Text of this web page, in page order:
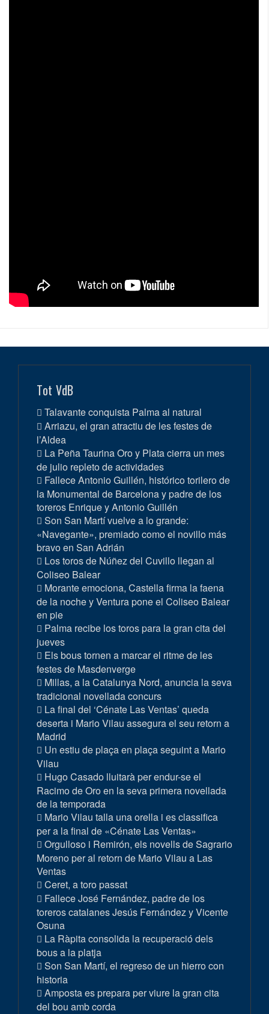
Tot VdB
Talavante conquista Palma al natural
Arriazu, el gran atractiu de les festes de
l’Aldea
La Peña Taurina Oro y Plata cierra un mes
de julio repleto de actividades
Fallece Antonio Guillén, histórico torilero de
la Monumental de Barcelona y padre de los
toreros Enrique y Antonio Guillén
Son San Martí vuelve a lo grande:
«Navegante», premiado como el novillo más
bravo en San Adrián
Los toros de Núñez del Cuvillo llegan al
Coliseo Balear
Morante emociona, Castella firma la faena
de la noche y Ventura pone el Coliseo Balear
en pie
Palma recibe los toros para la gran cita del
jueves
Els bous tornen a marcar el ritme de les
festes de Masdenverge
Millas, a la Catalunya Nord, anuncia la seva
tradicional novellada concurs
La final del ‘Cénate Las Ventas’ queda
deserta i Mario Vilau assegura el seu retorn a
Madrid
Un estiu de plaça en plaça seguint a Mario
Vilau
Hugo Casado lluitarà per endur-se el
Racimo de Oro en la seva primera novellada
de la temporada
Mario Vilau talla una orella i es classifica
per a la final de «Cénate Las Ventas»
Orgulloso i Remirón, els novells de Sagrario
Moreno per al retorn de Mario Vilau a Las
Ventas
Ceret, a toro passat
Fallece José Fernández, padre de los
toreros catalanes Jesús Fernández y Vicente
Osuna
La Ràpita consolida la recuperació dels
bous a la platja
Son San Martí, el regreso de un hierro con
historia
Amposta es prepara per viure la gran cita
del bou amb corda